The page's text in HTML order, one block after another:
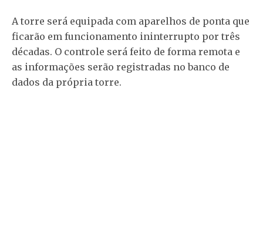
A torre será equipada com aparelhos de ponta que
ficarão em funcionamento ininterrupto por três
décadas. O controle será feito de forma remota e
as informações serão registradas no banco de
dados da própria torre.